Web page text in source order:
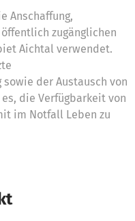
Anschaffung,
zugänglichen
Aichtal verwendet.
der Austausch von
die Verfügbarkeit von
im Notfall Leben zu